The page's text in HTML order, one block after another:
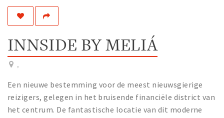
Work
Travel
Sports & leisure
Magazine
Columns
INNSIDE BY MELIÁ
,
Een nieuwe bestemming voor de meest nieuwsgierige
reizigers, gelegen in het bruisende financiële district van
het centrum. De fantastische locatie van dit moderne